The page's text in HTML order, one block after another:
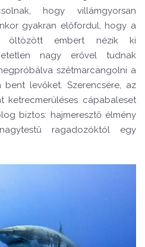
hogy villámgyorsan
gyakran előfordul, hogy a
öltözött embert nézik ki
nagy erővel tudnak
óbálva szétmarcangolni a
levőket. Szerencsére, az
ketrecmerüléses cápabaleset
biztos: hajmeresztő élmény
ragadozóktól egy